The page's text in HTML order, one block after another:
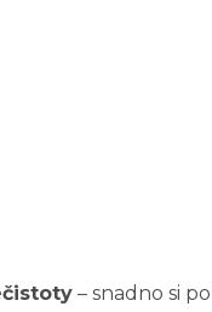
– snadno si